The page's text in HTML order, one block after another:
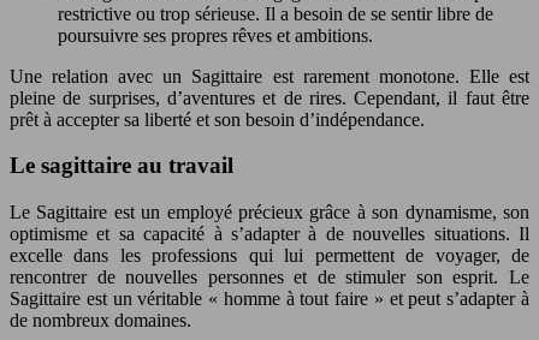
restrictive ou trop sérieuse. Il a besoin de se sentir libre de
poursuivre ses propres rêves et ambitions.
Une relation avec un Sagittaire est rarement monotone. Elle est
pleine de surprises, d’aventures et de rires. Cependant, il faut être
prêt à accepter sa liberté et son besoin d’indépendance.
Le sagittaire au travail
Le Sagittaire est un employé précieux grâce à son dynamisme, son
optimisme et sa capacité à s’adapter à de nouvelles situations. Il
excelle dans les professions qui lui permettent de voyager, de
rencontrer de nouvelles personnes et de stimuler son esprit. Le
Sagittaire est un véritable « homme à tout faire » et peut s’adapter à
de nombreux domaines.